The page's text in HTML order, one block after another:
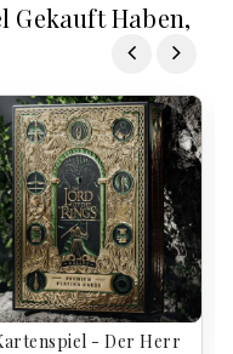
Gekauft Haben,
- Der Herr Der